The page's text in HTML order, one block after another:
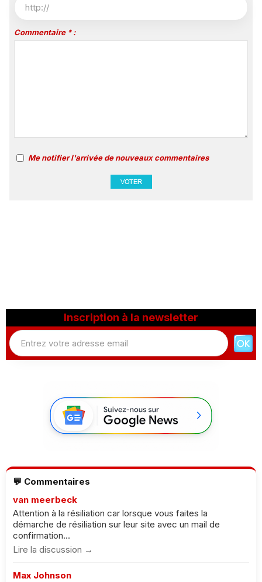
Commentaire * :
Me notifier l'arrivée de nouveaux commentaires
Inscription à la newsletter
💬 Commentaires
van meerbeck
Attention à la résiliation car lorsque vous faites la
démarche de résiliation sur leur site avec un mail de
confirmation...
Lire la discussion →
Max Johnson